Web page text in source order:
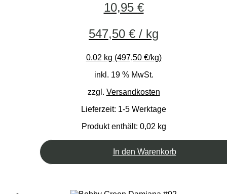
10,95 €
547,50 € / kg
0.02 kg (497,50 €/kg)
inkl. 19 % MwSt.
zzgl. Versandkosten
Lieferzeit: 1-5 Werktage
Produkt enthält: 0,02 kg
In den Warenkorb